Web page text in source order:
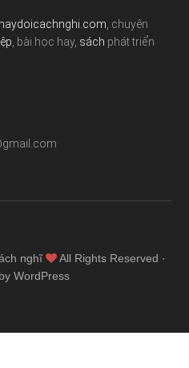
, chuyên
, bài học hay, sách phát triển
nghĩ
All Rights Reserved ·
WordPress